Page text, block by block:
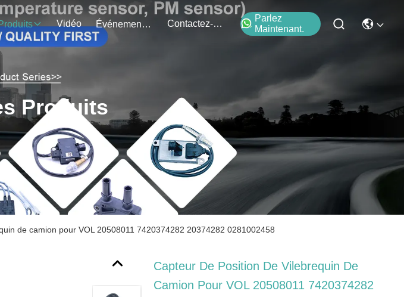
Vidéo Événements Contactez-Nous
Parlez
Maintenant.
Produits
de camion pour VOL 20508011 7420374282 20374282 0281002458
Capteur De Position De Vilebrequin De
Camion Pour VOL 20508011 7420374282